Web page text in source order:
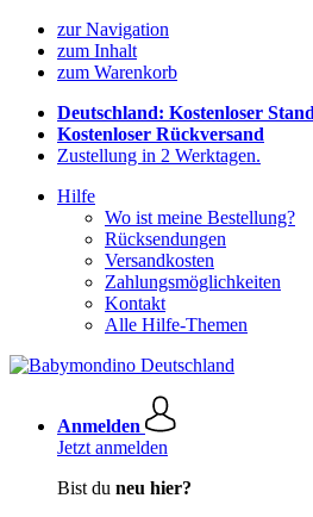
zur Navigation
zum Inhalt
zum Warenkorb
Deutschland: Kostenloser
Kostenloser Rückversand
Zustellung in 2 Werktagen.
Hilfe
Wo ist meine Bestellung?
Rücksendungen
Versandkosten
Zahlungsmöglichkeiten
Kontakt
Alle Hilfe-Themen
Anmelden
Jetzt anmelden
Bist du neu hier?